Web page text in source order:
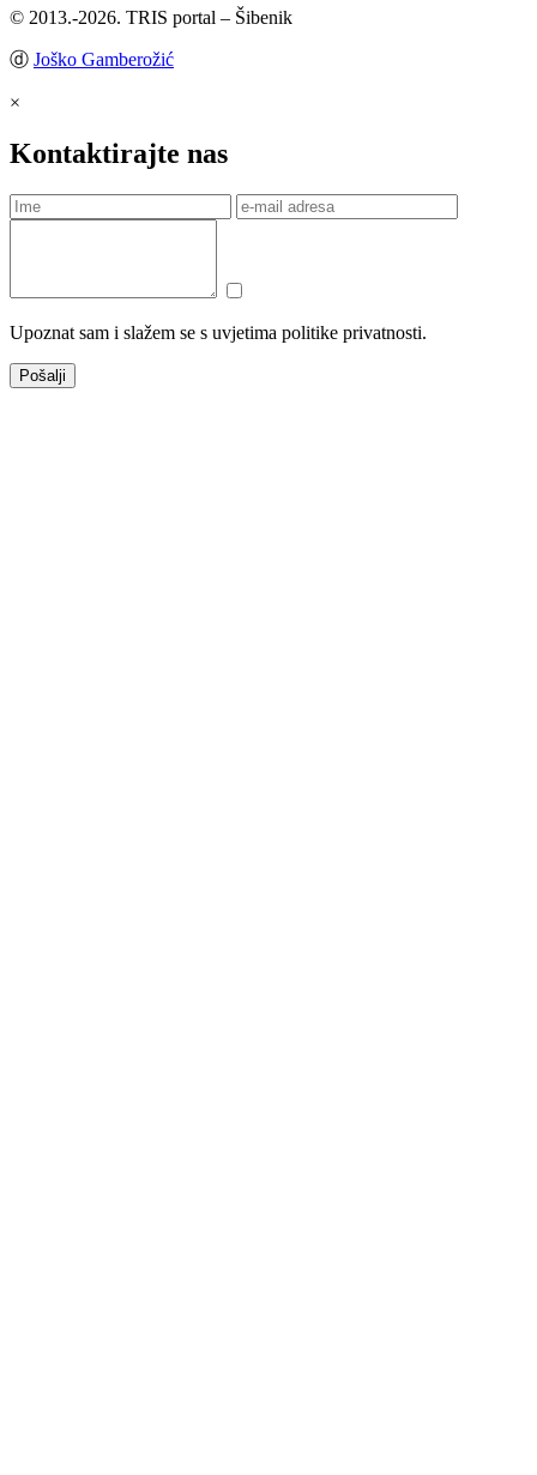
© 2013.-2026. TRIS portal – Šibenik
ⓓ Joško Gamberožić
×
Kontaktirajte nas
Upoznat sam i slažem se s uvjetima politike privatnosti.
Pošalji